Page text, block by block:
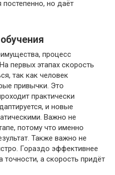
но даёт
процесс
первых этапах скорость
так как человек
привычки. Это
практически
и новые
Важно не
потому что именно
Также важно не
Гораздо эффективнее
точности, а скорость придёт